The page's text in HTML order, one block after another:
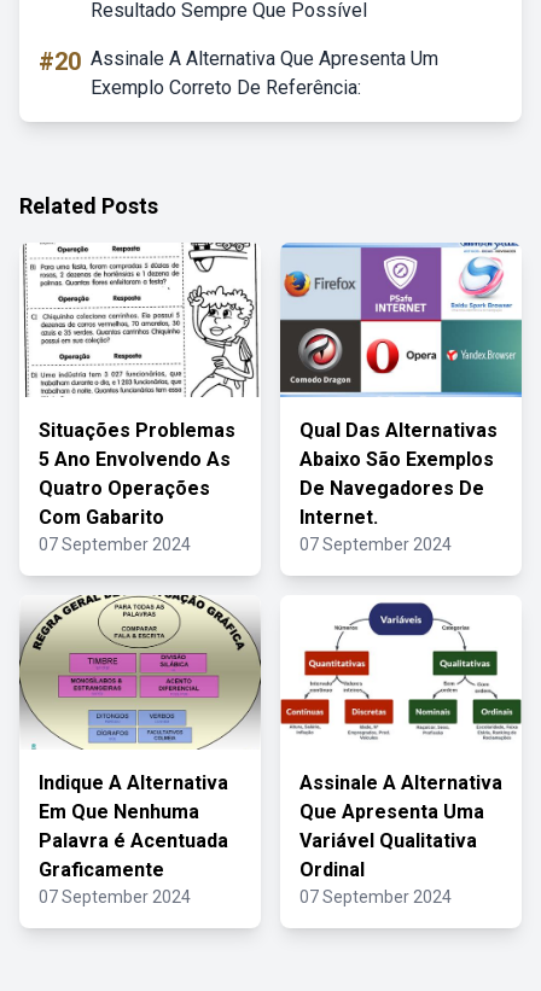
Resultado Sempre Que Possível
#20 Assinale A Alternativa Que Apresenta Um
Exemplo Correto De Referência:
Related Posts
Situações Problemas
5 Ano Envolvendo As
Quatro Operações
Com Gabarito
07 September 2024
Qual Das Alternativas
Abaixo São Exemplos
De Navegadores De
Internet.
07 September 2024
Indique A Alternativa
Em Que Nenhuma
Palavra é Acentuada
Graficamente
07 September 2024
Assinale A Alternativa
Que Apresenta Uma
Variável Qualitativa
Ordinal
07 September 2024